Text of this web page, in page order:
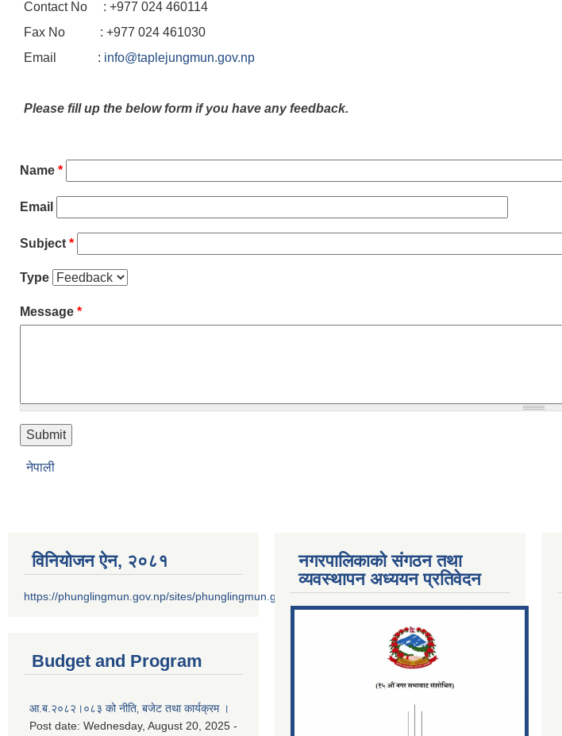
Contact No : +977 024 460114
Fax No : +977 024 461030
Email : info@taplejungmun.gov.np
Please fill up the below form if you have any feedback.
Name *
Email
Subject *
Type
Message *
नेपाली
विनियोजन ऐन‚ २०८१
https://phunglingmun.gov.np/sites/phunglingmun.gov.np/files/documents/Al...
Budget and Program
आ.ब.२०८२।०८३ को नीति‚ बजेट तथा कार्यक्रम ।
Post date: Wednesday, August 20, 2025 -
नगरपालिकाको संगठन तथा
व्यवस्थापन अध्ययन प्रतिवेदन